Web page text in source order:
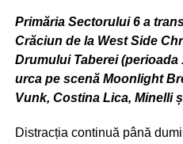
Primăria Sectorului 6 a
Crăciun de la West Side
Drumului Taberei (perioada
urca pe scenă Moonlight
Vunk, Costina Lica, Minelli
Distracția continuă până